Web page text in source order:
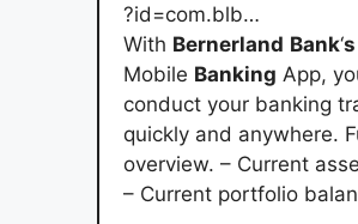
?id=com.blb…
With Bernerland Bank‘s
Mobile Banking App,
conduct your banking
quickly and anywhere.
overview. – Current
– Current portfolio